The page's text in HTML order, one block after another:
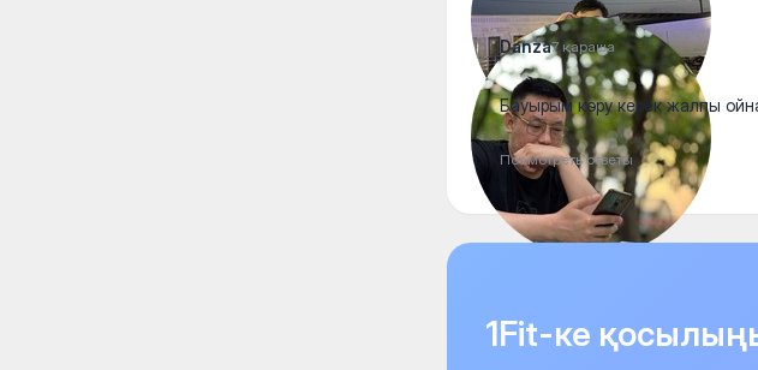
Danza7 қараша
Бауырым көру керек жалпы
Посмотреть ответы
1Fit-ке